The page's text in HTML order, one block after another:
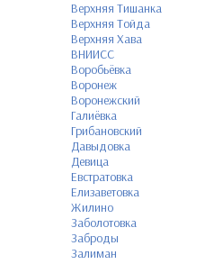
Верхняя Тишанка
Верхняя Тойда
Верхняя Хава
ВНИИСС
Воробьёвка
Воронеж
Воронежский
Галиёвка
Грибановский
Давыдовка
Девица
Евстратовка
Елизаветовка
Жилино
Заболотовка
Заброды
Залиман